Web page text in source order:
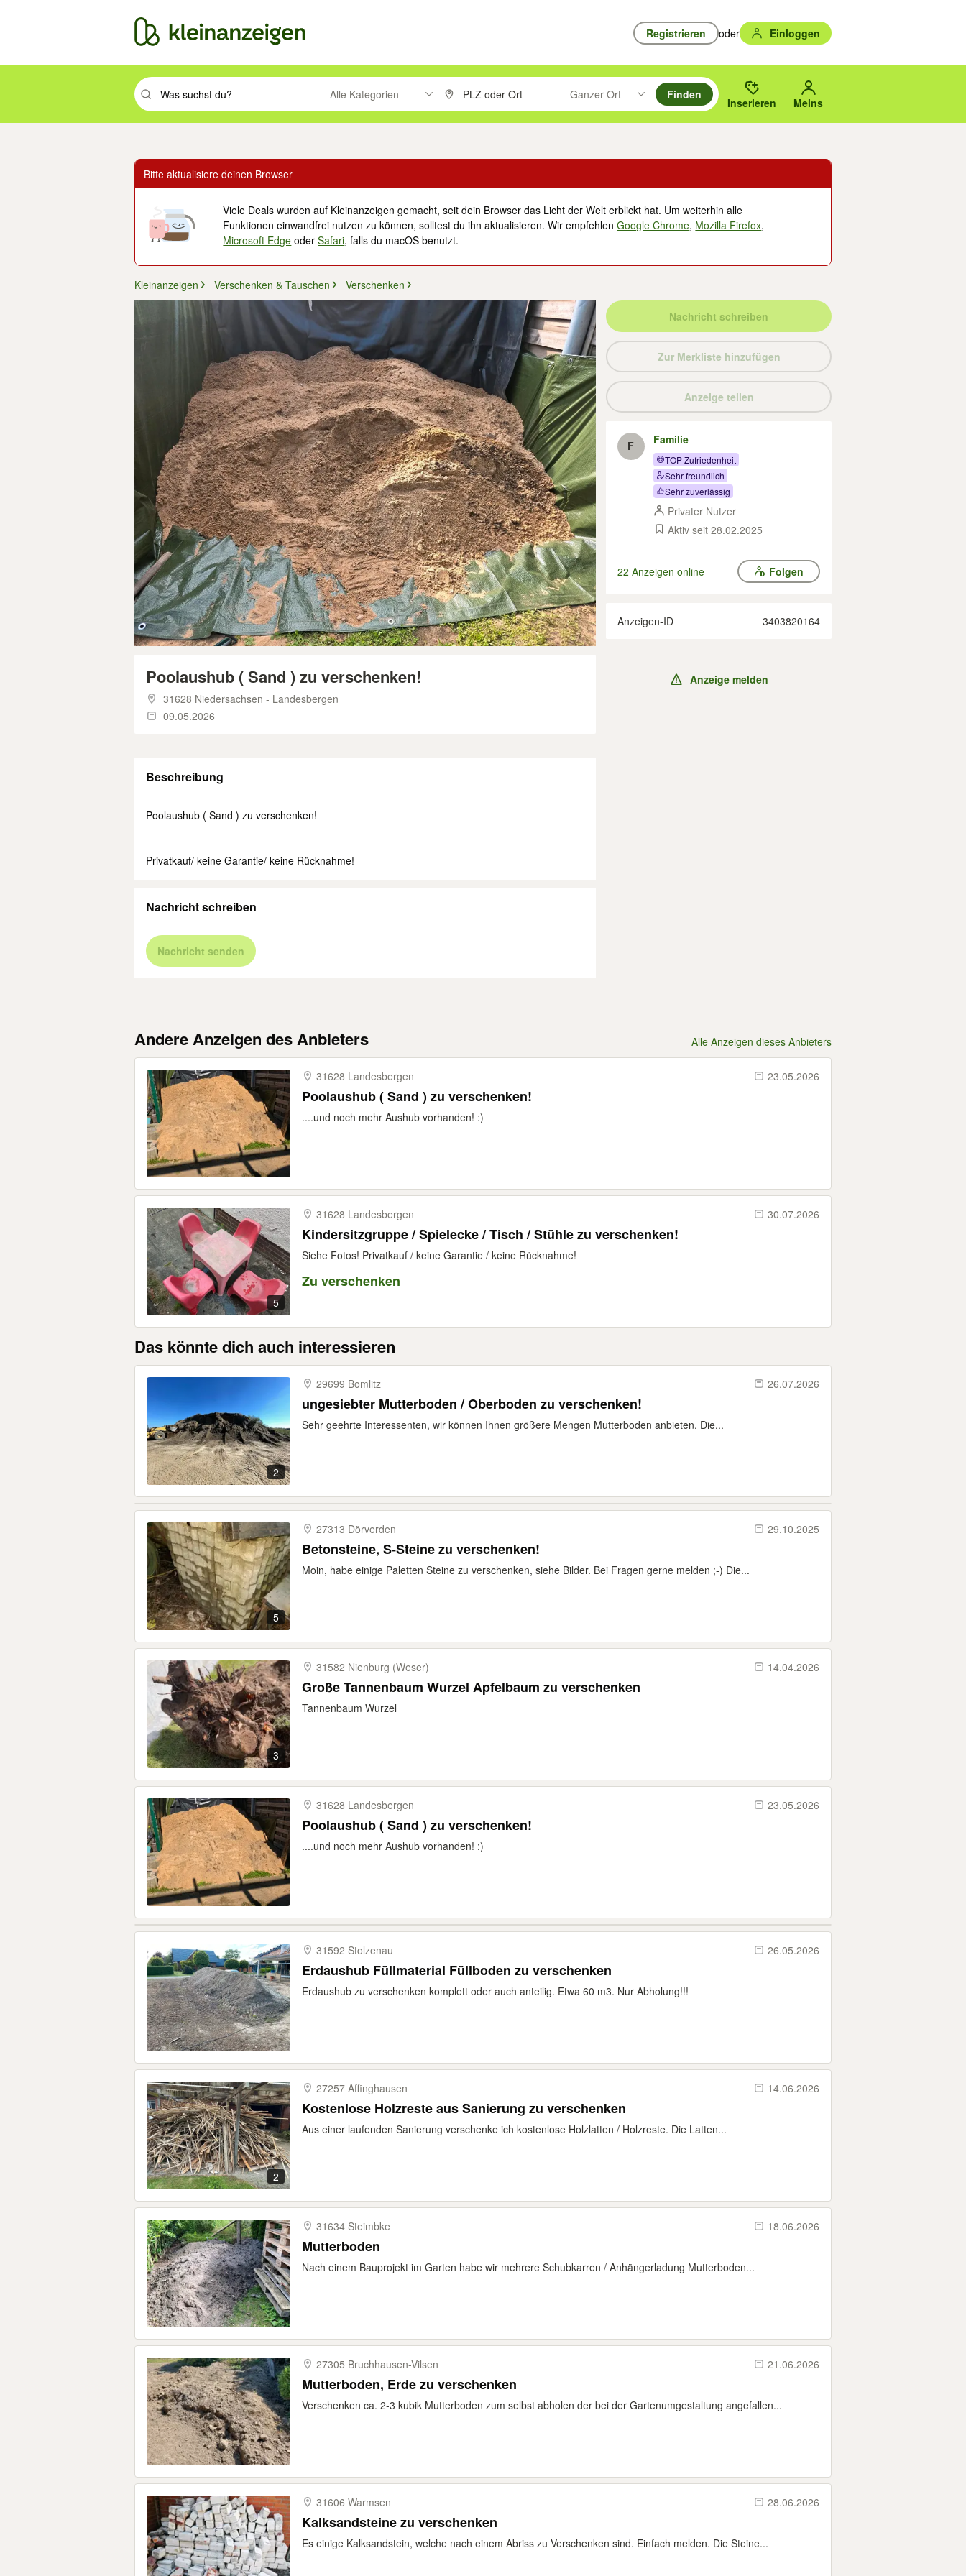
Registrieren oder Einloggen
Suchbegriff eingeben. Eingabetaste drücken um zu suchen, oder Vorschläge mit den Pfeiltasten nach oben/unten durchsuchen und mit Eingabetaste auswählen.
Alle Kategorien PLZ oder Ort eingeben. Eingabetaste drücken um zu suchen, oder Vorschläge mit den Pfeiltasten nach oben/
Ganzer Ort
Suche im Umkreis des gewählten Orts oder PLZ.
Finden
Inserieren Meins
Bitte aktualisiere deinen Browser
Viele Deals wurden auf Kleinanzeigen gemacht, seit dein Browser das Licht der Welt erblickt hat. Um weiterhin alle
Funktionen einwandfrei nutzen zu können, solltest du ihn aktualisieren. Wir empfehlenGoogle Chrome, Mozilla Firefox,
Microsoft Edge oderSafari, falls du macOS benutzt.
Kleinanzeigen Verschenken & Tauschen Verschenken
Poolaushub ( Sand ) zu verschenken!
31628 Niedersachsen - Landesbergen
09.05.2026
Beschreibung
Poolaushub ( Sand ) zu verschenken!
Privatkauf/ keine Garantie/ keine Rücknahme!
Nachricht schreiben
Nachricht senden
Nachricht schreiben
Zur Merkliste hinzufügen
Anzeige teilen
F Familie
TOP Zufriedenheit
Sehr freundlich
Sehr zuverlässig
Privater Nutzer
Aktiv seit 28.02.2025
22 Anzeigen online Folgen
Anzeigen-ID 3403820164
Anzeige melden
Andere Anzeigen des Anbieters Alle Anzeigen dieses Anbieters
31628 Landesbergen 23.05.2026
Poolaushub ( Sand ) zu verschenken!
....und noch mehr Aushub vorhanden! :)
5
31628 Landesbergen 30.07.2026
Kindersitzgruppe / Spielecke / Tisch / Stühle zu verschenken!
Siehe Fotos! Privatkauf / keine Garantie / keine Rücknahme!
Zu verschenken
Das könnte dich auch interessieren
2
29699 Bomlitz 26.07.2026
ungesiebter Mutterboden / Oberboden zu verschenken!
Sehr geehrte Interessenten, wir können Ihnen größere Mengen Mutterboden anbieten. Die...
5
27313 Dörverden 29.10.2025
Betonsteine, S-Steine zu verschenken!
Moin, habe einige Paletten Steine zu verschenken, siehe Bilder. Bei Fragen gerne melden ;-) Die...
3
31582 Nienburg (Weser) 14.04.2026
Große Tannenbaum Wurzel Apfelbaum zu verschenken
Tannenbaum Wurzel
31628 Landesbergen 23.05.2026
Poolaushub ( Sand ) zu verschenken!
....und noch mehr Aushub vorhanden! :)
31592 Stolzenau 26.05.2026
Erdaushub Füllmaterial Füllboden zu verschenken
Erdaushub zu verschenken komplett oder auch anteilig. Etwa 60 m3. Nur Abholung!!!
2
27257 Affinghausen 14.06.2026
Kostenlose Holzreste aus Sanierung zu verschenken
Aus einer laufenden Sanierung verschenke ich kostenlose Holzlatten / Holzreste. Die Latten...
31634 Steimbke 18.06.2026
Mutterboden
Nach einem Bauprojekt im Garten habe wir mehrere Schubkarren / Anhängerladung Mutterboden...
27305 Bruchhausen-​Vilsen 21.06.2026
Mutterboden, Erde zu verschenken
Verschenken ca. 2-3 kubik Mutterboden zum selbst abholen der bei der Gartenumgestaltung angefallen...
31606 Warmsen 28.06.2026
Kalksandsteine zu verschenken
Es einige Kalksandstein, welche nach einem Abriss zu Verschenken sind. Einfach melden. Die Steine...